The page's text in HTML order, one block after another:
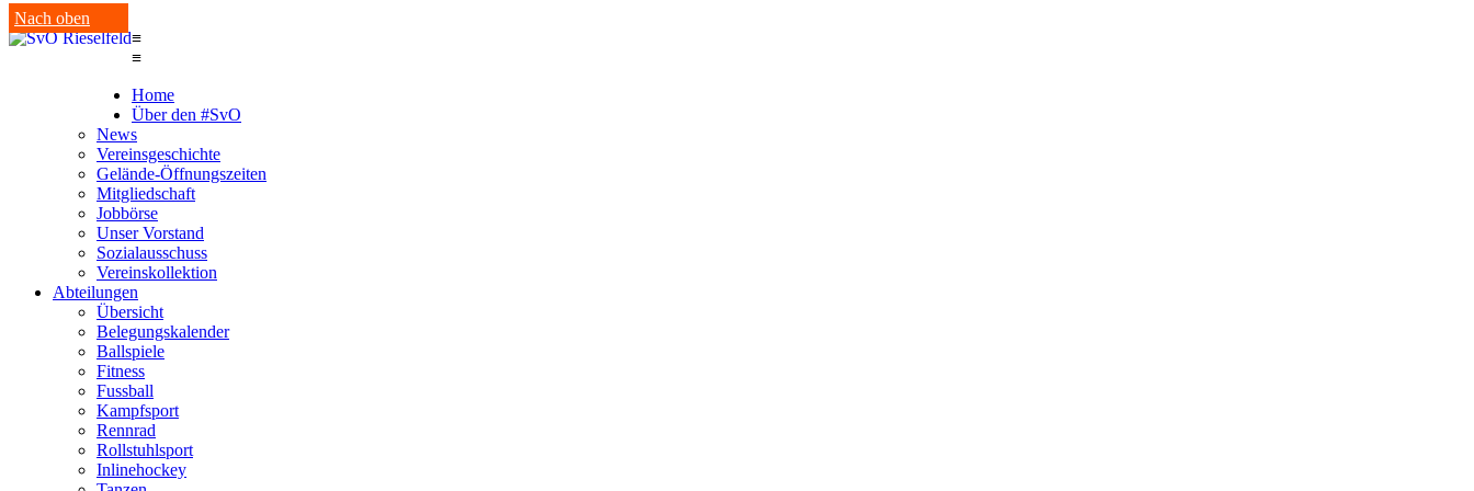
Nach oben
≡
≡
Home
Über den #SvO
News
Vereinsgeschichte
Gelände-Öffnungszeiten
Mitgliedschaft
Jobbörse
Unser Vorstand
Sozialausschuss
Vereinskollektion
Abteilungen
Übersicht
Belegungskalender
Ballspiele
Fitness
Fussball
Kampfsport
Rennrad
Rollstuhlsport
Inlinehockey